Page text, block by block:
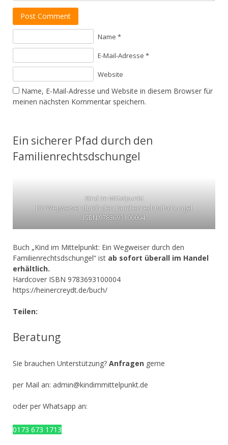
Post Comment
Name *
E-Mail-Adresse *
Website
Name, E-Mail-Adresse und Website in diesem Browser für
meinen nächsten Kommentar speichern.
Ein sicherer Pfad durch den
Familienrechtsdschungel
Kind im Mittelpunkt
Ein Wegweiser durch den Familienrechtsdschungel
ISBN 9783693100004
Buch „Kind im Mittelpunkt: Ein Wegweiser durch den
Familienrechtsdschungel“ ist ab sofort überall im Handel
erhältlich.
Hardcover ISBN 9783693100004
https://heinercreydt.de/buch/
Teilen:
Beratung
Sie brauchen Unterstützung? Anfragen gerne
per Mail an: admin@kindimmittelpunkt.de
oder per Whatsapp an:
0173 673 1713